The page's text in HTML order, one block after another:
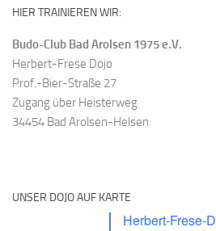
HIER TRAINIEREN WIR:
Budo-Club Bad Arolsen 1975 e.V.
Herbert-Frese Dojo
Prof.-Bier-Straße 27
Zugang über Heisterweg
34454 Bad Arolsen-Helsen
UNSER DOJO AUF KARTE
Herbert-Frese-